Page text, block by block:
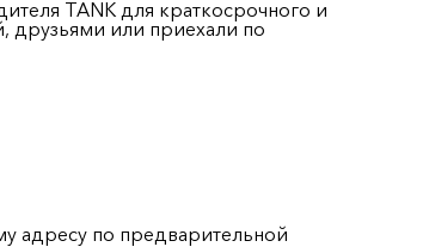
TANK для краткосрочного и
друзьями или приехали по
адресу по предварительной